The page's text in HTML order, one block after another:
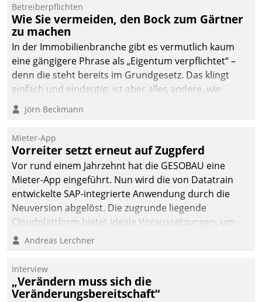
Quartier. Dazwischen
zeigte Datatrain, was es
Neues zu bieten hat.
Betreiberpflichten
Wie Sie vermeiden, den Bock zum Gärtner
zu machen
In der Immobilienbranche gibt es vermutlich kaum
eine gängigere Phrase als „Eigentum verpflichtet“ –
denn die steht bereits im Grundgesetz. Das klingt
einfach und eindeutig, ist aber alles andere, wie
Branchenbeschäftigte wissen. Denn mit der
Verantwortung folgen Verpflichtungen.
Jörn Beckmann
Mieter-App
Vorreiter setzt erneut auf Zugpferd
Vor rund einem Jahrzehnt hat die GESOBAU eine
Mieter-App eingeführt. Nun wird die von Datatrain
entwickelte SAP-integrierte Anwendung durch die
Neuversion abgelöst. Die zugrunde liegende
Cloudplattform bietet ideale Voraussetzungen, um
die Funktionalität der App zu erweitern und weitere
integrieren.
Andreas Lerchner
Interview
„Verändern muss sich die
Veränderungsbereitschaft“